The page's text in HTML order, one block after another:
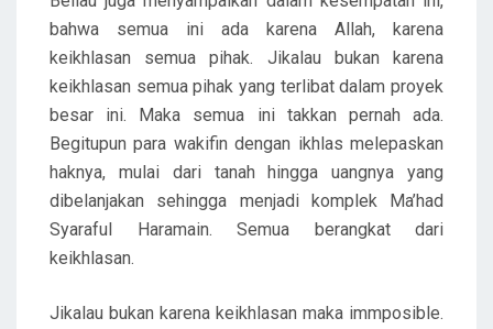
bahwa semua ini ada karena Allah, karena
keikhlasan semua pihak. Jikalau bukan karena
keikhlasan semua pihak yang terlibat dalam proyek
besar ini. Maka semua ini takkan pernah ada.
Begitupun para wakifin dengan ikhlas melepaskan
haknya, mulai dari tanah hingga uangnya yang
dibelanjakan sehingga menjadi komplek Ma’had
Syaraful Haramain. Semua berangkat dari
keikhlasan.
Jikalau bukan karena keikhlasan maka immposible.